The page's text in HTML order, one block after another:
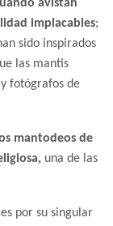
avistan
implacables;
sido inspirados
las mantis
fotógrafos de
mantodeos de
una de las
por su singular